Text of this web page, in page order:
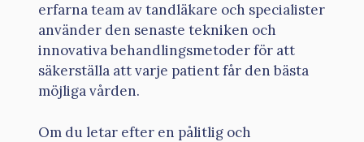
erfarna team av tandläkare och specialister
använder den senaste tekniken och
innovativa behandlingsmetoder för att
säkerställa att varje patient får den bästa
möjliga vården.
Om du letar efter en pålitlig och